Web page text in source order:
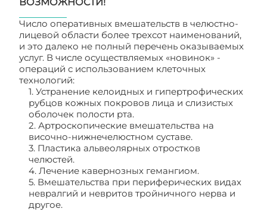
Число оперативных вмешательств в челюстно-
лицевой области более трехсот наименований,
и это далеко не полный перечень оказываемых
услуг. В числе осуществляемых «новинок» -
операций с использованием клеточных
технологий:
1. Устранение келоидных и гипертрофических
рубцов кожных покровов лица и слизистых
оболочек полости рта.
2. Артроскопические вмешательства на
височно-нижнечелюстном суставе.
3. Пластика альвеолярных отростков
челюстей.
4. Лечение кавернозных гемангиом.
5. Вмешательства при периферических видах
невралгий и невритов тройничного нерва и
другое.